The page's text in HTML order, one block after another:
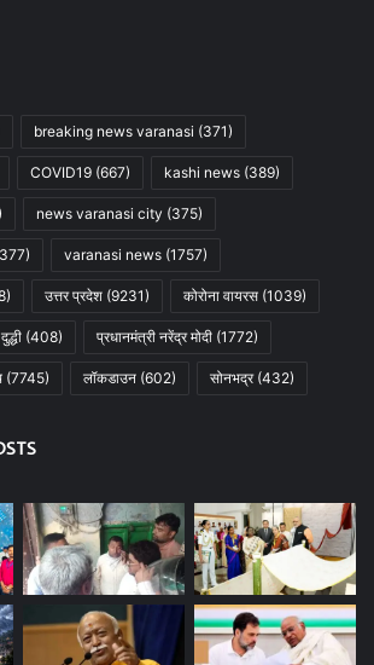
breaking news varanasi (371)
COVID19 (667) kashi news (389)
news varanasi city (375)
varanasi news (1757)
उत्तर प्रदेश (9231) कोरोना वायरस (1039)
दुद्धी (408) प्रधानमंत्री नरेंद्र मोदी (1772)
(7745) लॉकडाउन (602) सोनभद्र(432)